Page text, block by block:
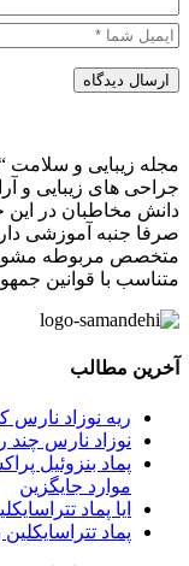
ارسال دیدگاه
مجله زیبایی و سلامت
جراحی های زیبایی و
دانش مخاطبان در این
صرفا جنبه آموزشی
متخصص مربوطه
متناسب با قوانین
آخرین مطالب
ریه نوزاد
نوزاد نارس چند
پماد بنزوئیل
موارد جایگزین
ایا پماد
پماد